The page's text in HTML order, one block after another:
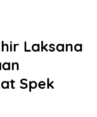
Laksana
Spek